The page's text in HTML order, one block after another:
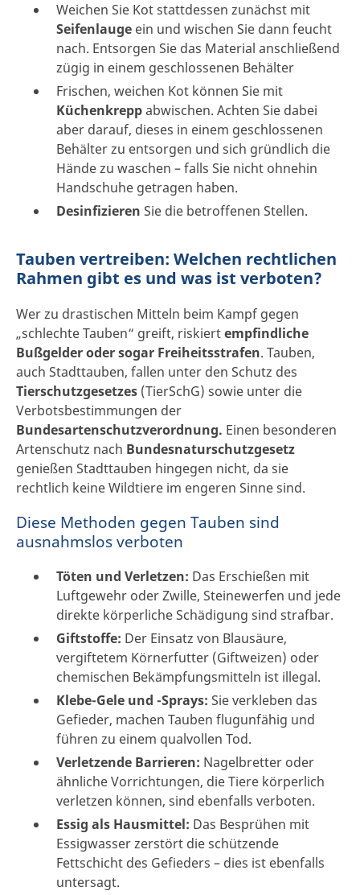
Weichen Sie Kot stattdessen zunächst mit
Seifenlauge ein und wischen Sie dann feucht
nach. Entsorgen Sie das Material anschließend
zügig in einem geschlossenen Behälter
Frischen, weichen Kot können Sie mit
Küchenkreppabwischen. Achten Sie dabei
aber darauf, dieses in einem geschlossenen
Behälter zu entsorgen und sich gründlich die
Hände zu waschen – falls Sie nicht ohnehin
Handschuhe getragen haben.
Desinfizieren Sie die betroffenen Stellen.
Tauben vertreiben: Welchen rechtlichen
Rahmen gibt es und was ist verboten?
Wer zu drastischen Mitteln beim Kampf gegen
„schlechte Tauben“ greift, riskiertempfindliche
Bußgelder oder sogar Freiheitsstrafen. Tauben,
auch Stadttauben, fallen unter den Schutz des
Tierschutzgesetzes (TierSchG) sowie unter die
Verbotsbestimmungen der
Bundesartenschutzverordnung. Einen besonderen
Artenschutz nach Bundesnaturschutzgesetz
genießen Stadttauben hingegen nicht, da sie
rechtlich keine Wildtiere im engeren Sinne sind.
Diese Methoden gegen Tauben sind
ausnahmslos verboten
Töten und Verletzen: Das Erschießen mit
Luftgewehr oder Zwille, Steinewerfen und jede
direkte körperliche Schädigung sind strafbar.
Giftstoffe: Der Einsatz von Blausäure,
vergiftetem Körnerfutter (Giftweizen) oder
chemischen Bekämpfungsmitteln ist illegal.
Klebe-Gele und -Sprays: Sie verkleben das
Gefieder, machen Tauben flugunfähig und
führen zu einem qualvollen Tod.
Verletzende Barrieren: Nagelbretter oder
ähnliche Vorrichtungen, die Tiere körperlich
verletzen können, sind ebenfalls verboten.
Essig als Hausmittel: Das Besprühen mit
Essigwasser zerstört die schützende
Fettschicht des Gefieders – dies ist ebenfalls
untersagt.